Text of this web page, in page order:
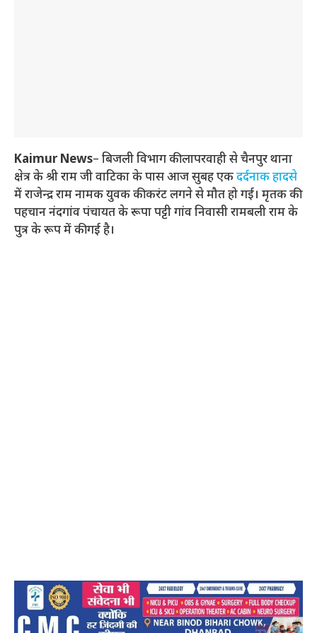
Kaimur News– बिजली विभाग की लापरवाही से चैनपुर थाना
क्षेत्र के श्री राम जी वाटिका के पास आज सुबह एकदर्दनाक हादसे
में राजेन्द्र राम नामक युवक की करंट लगने से मौत हो गई। मृतक की
पहचान नंदगांव पंचायत के रूपा पट्टी गांव निवासी रामबली राम के
पुत्र के रूप में की गई है।